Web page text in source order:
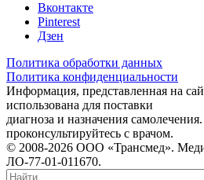
Вконтакте
Pinterest
Дзен
Политика обработки данных
Политика конфиденциальности
Информация, представленная на
использована для поставки
диагноза и назначения
проконсультируйтесь с врачом.
© 2008-2026 ООО «Трансмед».
ЛО-77-01-011670.